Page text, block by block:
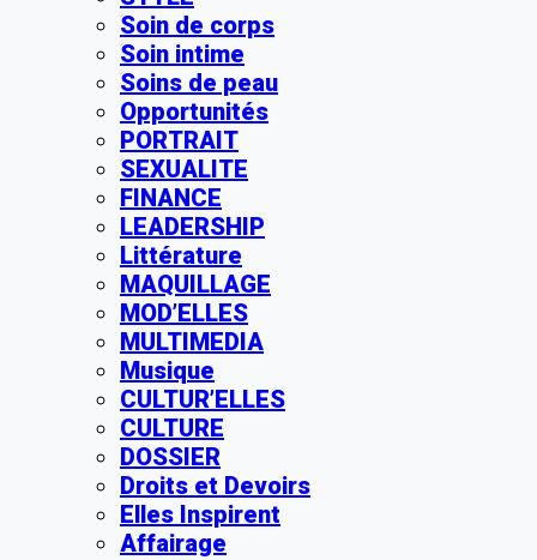
Soin de corps
Soin intime
Soins de peau
Opportunités
PORTRAIT
SEXUALITE
FINANCE
LEADERSHIP
Littérature
MAQUILLAGE
MOD’ELLES
MULTIMEDIA
Musique
CULTUR’ELLES
CULTURE
DOSSIER
Droits et Devoirs
Elles Inspirent
Affairage